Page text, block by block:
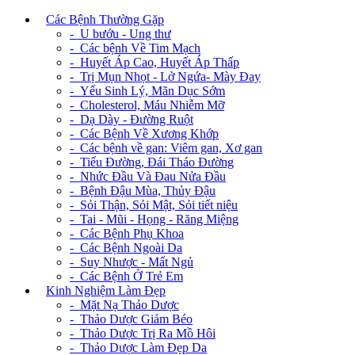
Các Bệnh Thường Gặp
- U bướu - Ung thư
- Các bệnh Về Tim Mạch
- Huyết Áp Cao, Huyết Áp Thấp
- Trị Mụn Nhọt - Lở Ngứa- Mày Đay
- Yếu Sinh Lý, Mãn Dục Sớm
- Cholesterol, Máu Nhiễm Mỡ
- Dạ Dày - Đường Ruột
- Các Bệnh Về Xương Khớp
- Các bệnh về gan: Viêm gan, Xơ gan
- Tiểu Đường, Đái Tháo Đường
- Nhức Đầu Và Đau Nửa Đầu
- Bệnh Đậu Mùa, Thủy Đậu
- Sỏi Thận, Sỏi Mật, Sỏi tiết niệu
- Tai - Mũi - Họng - Răng Miệng
- Các Bệnh Phụ Khoa
- Các Bệnh Ngoài Da
- Suy Nhược - Mất Ngủ
- Các Bệnh Ở Trẻ Em
Kinh Nghiệm Làm Đẹp
- Mặt Nạ Thảo Dược
- Thảo Dược Giảm Béo
- Thảo Dược Trị Ra Mồ Hôi
- Thảo Dược Làm Đẹp Da